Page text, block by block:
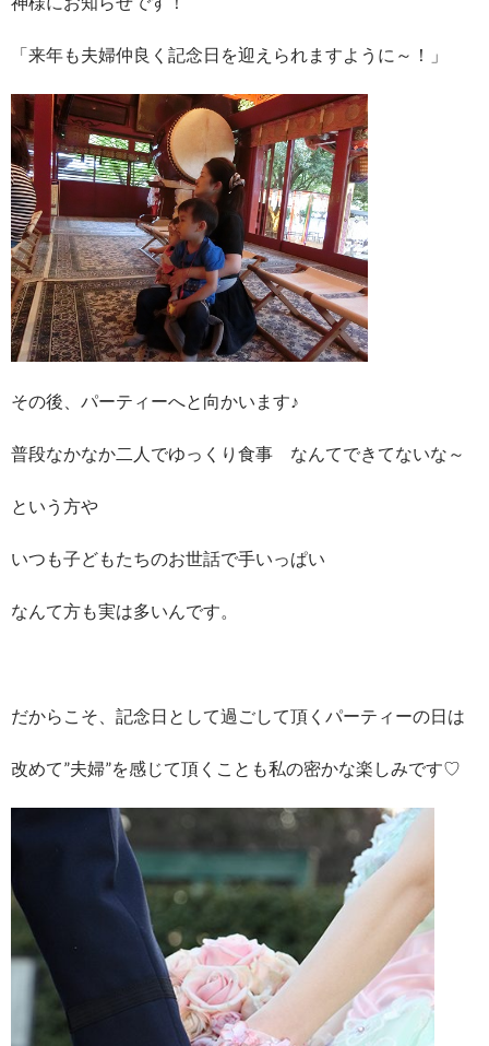
「来年も夫婦仲良く記念日を迎えられますように～！」
その後、パーティーへと向かいます♪
普段なかなか二人でゆっくり食事 なんてできてないな～
という方や
いつも子どもたちのお世話で手いっぱい
なんて方も実は多いんです。
だからこそ、記念日として過ごして頂くパーティーの日は
改めて”夫婦”を感じて頂くことも私の密かな楽しみです♡